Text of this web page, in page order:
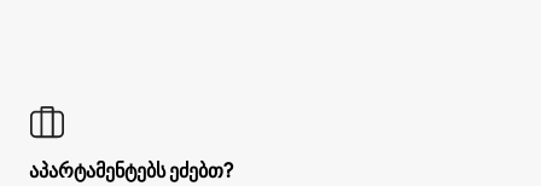
აპარტამენტებს ეძებთ?